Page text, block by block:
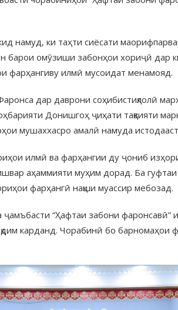
намуд, ки таҳти сиёсати
барои омӯзиши забонҳои хориҷӣ
фарҳангиву илмӣ мусоидат менамояд.
дар даврони соҳибистиқлолӣ
Донишгоҳ ҷиҳати тақвияти
мушаххасро амалӣ намуда
илмӣ ва фарҳангии ду ҷониб
аҳаммияти муҳим дорад. Ба
фарҳангӣ нақши муассир мебозад.
“Ҳафтаи забони фаронсавӣ”
карданд. Чорабинӣ бо